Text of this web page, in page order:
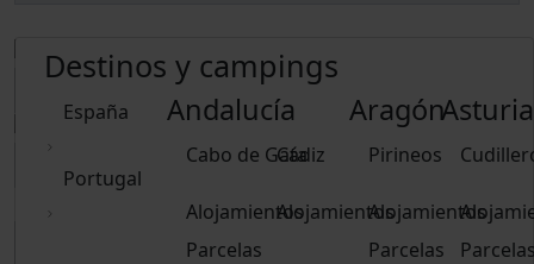
Destinos y campings
España
Portugal
Andalucía
Cabo de Gata
Alojamientos
Parcelas
Cádiz
Alojamientos
Aragón
Pirineos
Alojamientos
Parcelas